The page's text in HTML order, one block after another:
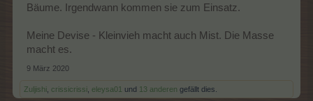
Bäume. Irgendwann kommen sie zum Einsatz.
Meine Devise - Kleinvieh macht auch Mist. Die Masse
macht es.
9 März 2020
Zuljishi crissicrissi eleysa01 und 13 anderen gefällt dies.